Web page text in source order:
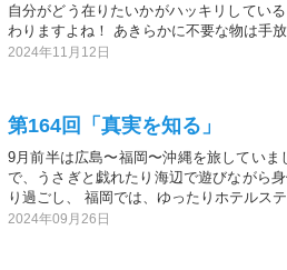
自分がどう在りたいかがハッキリしてい
わりますよね！ あきらかに不要な物は手
2024年11月12日
第164回「真実を知る」
9月前半は広島〜福岡〜沖縄を旅してい
で、うさぎと戯れたり海辺で遊びながら
り過ごし、 福岡では、ゆったりホテルス
2024年09月26日